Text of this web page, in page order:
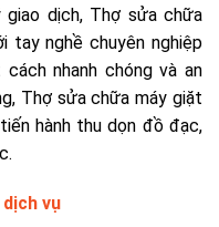
dịch, Thợ sửa chữa
tay nghề chuyên nghiệp
nhanh chóng và an
Thợ sửa chữa máy giặt
hành thu dọn đồ đạc,
vụ